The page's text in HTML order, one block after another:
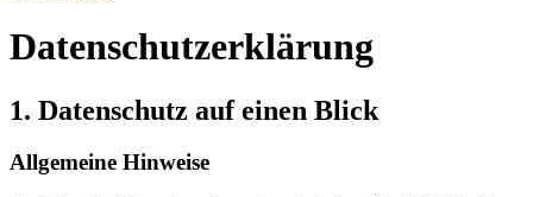
Datenschutz­erklärung
1. Datenschutz auf einen Blick
Allgemeine Hinweise